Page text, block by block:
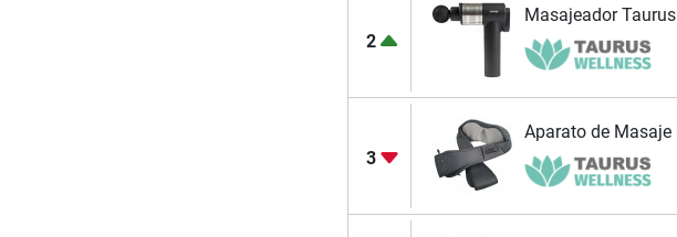
2
Masajeador
3
Aparato de Masaje